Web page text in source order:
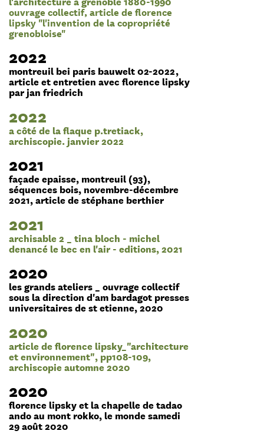
ouvrage collectif, article de florence
lipsky "l'invention de la copropriété
grenobloise"
2022
montreuil bei paris bauwelt 02-2022,
article et entretien avec florence lipsky
par jan friedrich
2022
a côté de la flaque p.tretiack,
archiscopie. janvier 2022
2021
façade epaisse, montreuil (93),
séquences bois, novembre-décembre
2021, article de stéphane berthier
2021
archisable 2 _ tina bloch - michel
denancé le bec en l'air - editions, 2021
2020
les grands ateliers _ ouvrage collectif
sous la direction d'am bardagot presses
universitaires de st etienne, 2020
2020
article de florence lipsky_"architecture
et environnement", pp108-109,
archiscopie automne 2020
2020
florence lipsky et la chapelle de tadao
ando au mont rokko, le monde samedi
29 août 2020